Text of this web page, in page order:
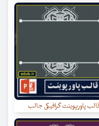
پاورپوینت گرافیکی جالب